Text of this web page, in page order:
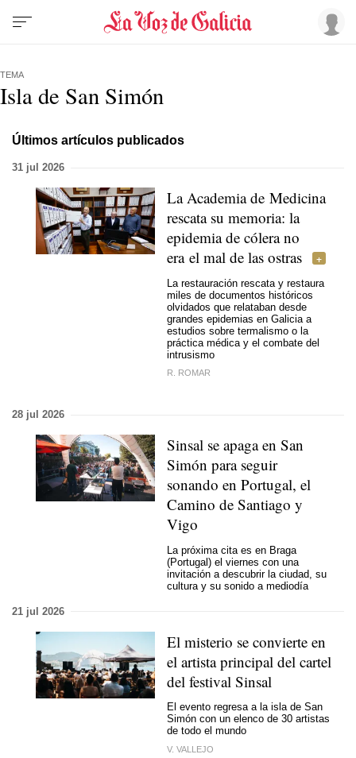
TEMA
Isla de San Simón
Últimos artículos publicados
31 jul 2026
La Academia de Medicina
rescata su memoria: la
epidemia de cólera no
era el mal de las ostras
La restauración rescata y restaura
miles de documentos históricos
olvidados que relataban desde
grandes epidemias en Galicia a
estudios sobre termalismo o la
práctica médica y el combate del
intrusismo
R. ROMAR
28 jul 2026
Sinsal se apaga en San
Simón para seguir
sonando en Portugal, el
Camino de Santiago y
Vigo
La próxima cita es en Braga
(Portugal) el viernes con una
invitación a descubrir la ciudad, su
cultura y su sonido a mediodía
21 jul 2026
El misterio se convierte en
el artista principal del cartel
del festival Sinsal
El evento regresa a la isla de San
Simón con un elenco de 30 artistas
de todo el mundo
V. VALLEJO